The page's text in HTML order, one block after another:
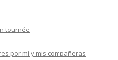
tournée
por mí y mis compañeras